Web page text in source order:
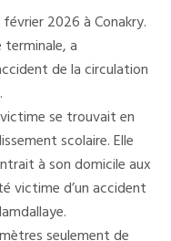
2026 à Conakry.
terminale, a
de la circulation
se trouvait en
scolaire. Elle
à son domicile aux
victime d’un accident